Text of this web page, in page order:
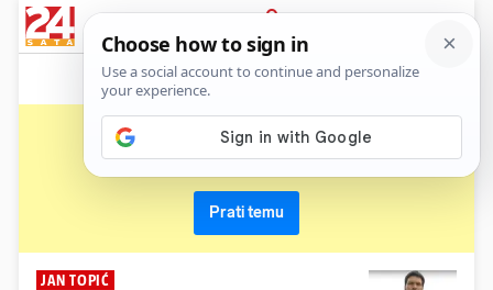
PRIJAVA
News
jan topić
Prati temu
JAN TOPIĆ